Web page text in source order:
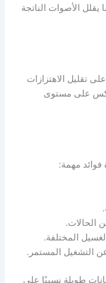
يقلل الأصوات الناتجة
تقليل الاهتزازات
على مستوى
فوائد مهمة:
الحالات.
المختلفة.
التشغيل المستمر.
طويلة نسبيًا على